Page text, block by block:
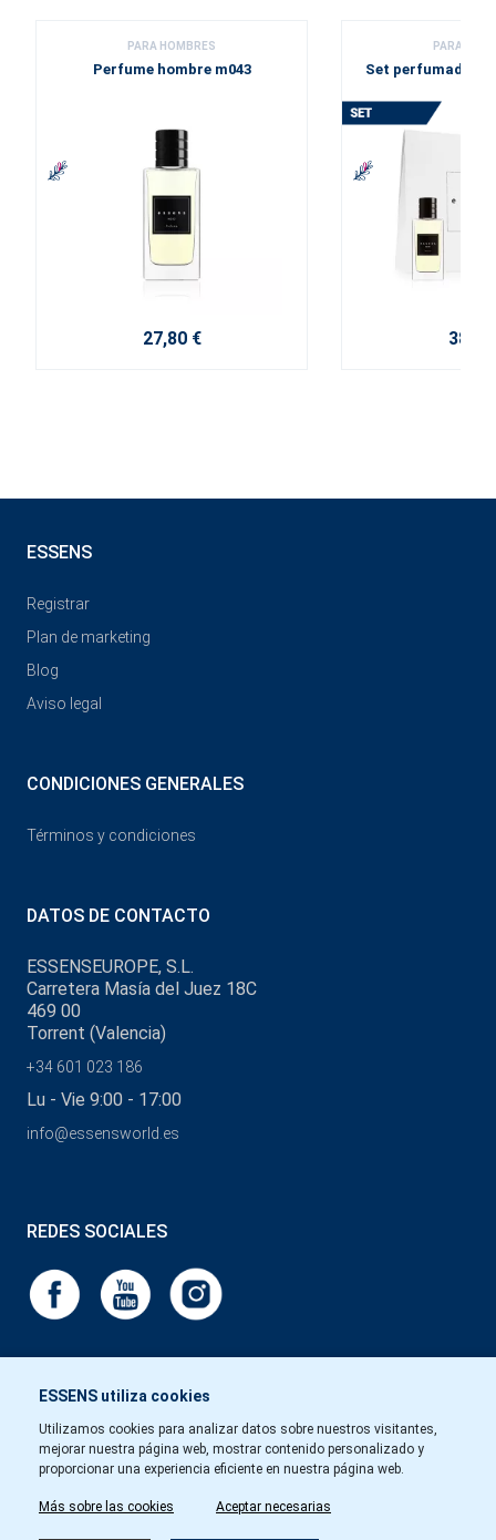
PARA HOMBRES
Perfume hombre m043
27,80 €
PARA
Set perfumado de
38,10
ESSENS utiliza cookies
Utilizamos cookies para analizar datos sobre nuestros visitantes,
mejorar nuestra página web, mostrar contenido personalizado y
proporcionar una experiencia eficiente en nuestra página web.
Más sobre las cookies Aceptar necesarias
ESSENS
Registrar
Plan de marketing
Blog
Aviso legal
CONDICIONES GENERALES
Términos y condiciones
DATOS DE CONTACTO
ESSENSEUROPE, S.L.
Carretera Masía del Juez 18C
469 00
Torrent (Valencia)
+34 601 023 186
Lu - Vie 9:00 - 17:00
info@essensworld.es
REDES SOCIALES